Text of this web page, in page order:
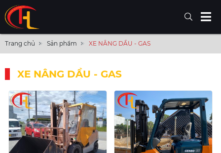
Trang chủ Sản phẩm XE NÂNG DẦU - GAS
XE NÂNG DẦU - GAS